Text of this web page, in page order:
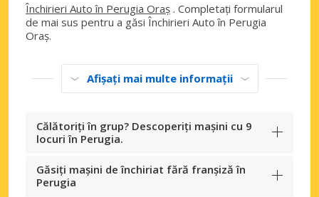
Închirieri Auto în Perugia Oraș . Completați formularul
de mai sus pentru a găsi Închirieri Auto în Perugia
Oraș.
Afișați mai multe informații
Călătoriți în grup? Descoperiți mașini cu 9
locuri în Perugia.
Găsiți mașini de închiriat fără franșiză în
Perugia